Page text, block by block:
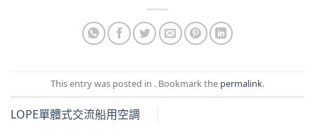
This entry was posted in . Bookmark the permalink.
LOPE單體式交流船用空調